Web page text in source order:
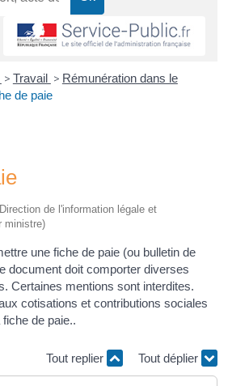
> Travail > Rémunération dans le
de paie
de l'information légale et
ministre)
une fiche de paie (ou bulletin de
document doit comporter diverses
Certaines mentions sont interdites.
cotisations et contributions sociales
de paie..
Tout replier Tout déplier